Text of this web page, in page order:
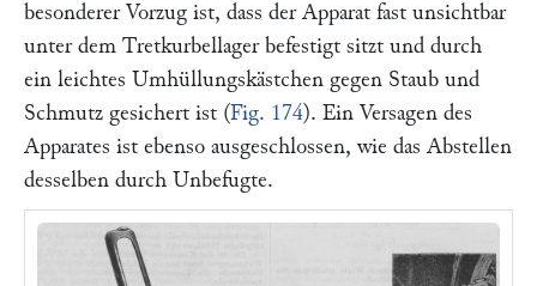
besonderer Vorzug ist, dass der Apparat fast unsichtbar
unter dem Tretkurbellager befestigt sitzt und durch
ein leichtes Umhüllungskästchen gegen Staub und
Schmutz gesichert ist (Fig. 174). Ein Versagen des
Apparates ist ebenso ausgeschlossen, wie das Abstellen
desselben durch Unbefugte.